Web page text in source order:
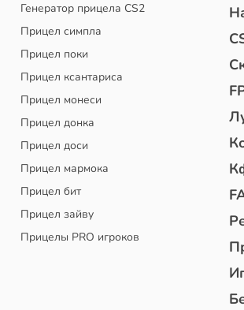
Генератор прицела CS2
Прицел симпла
Прицел поки
Прицел ксантариса
Прицел монеси
Прицел донка
Прицел доси
Прицел мармока
Прицел бит
Прицел зайву
Прицелы PRO игроков